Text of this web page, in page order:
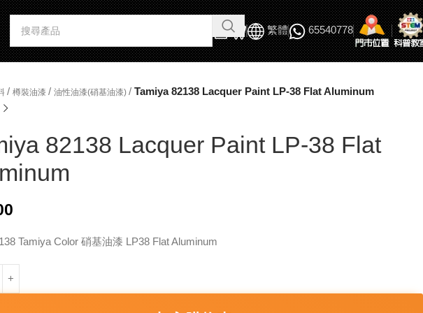
繁體 65540778
/ 樽裝油漆 / 油性油漆(硝基油漆) / Tamiya 82138 Lacquer Paint LP-38 Flat Aluminum
82138 Lacquer Paint LP-38 Flat
Tamiya Color 硝基油漆 LP38 Flat Aluminum